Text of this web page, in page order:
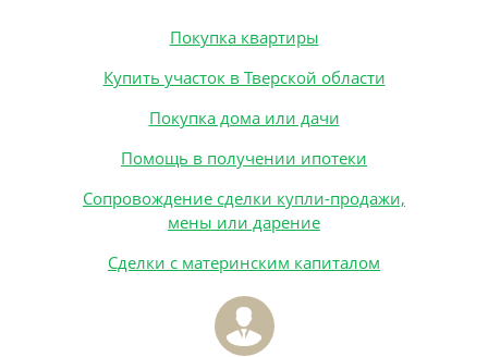
Покупка квартиры
Купить участок в Тверской области
Покупка дома или дачи
Помощь в получении ипотеки
Сопровождение сделки купли-продажи,
мены или дарение
Сделки с материнским капиталом